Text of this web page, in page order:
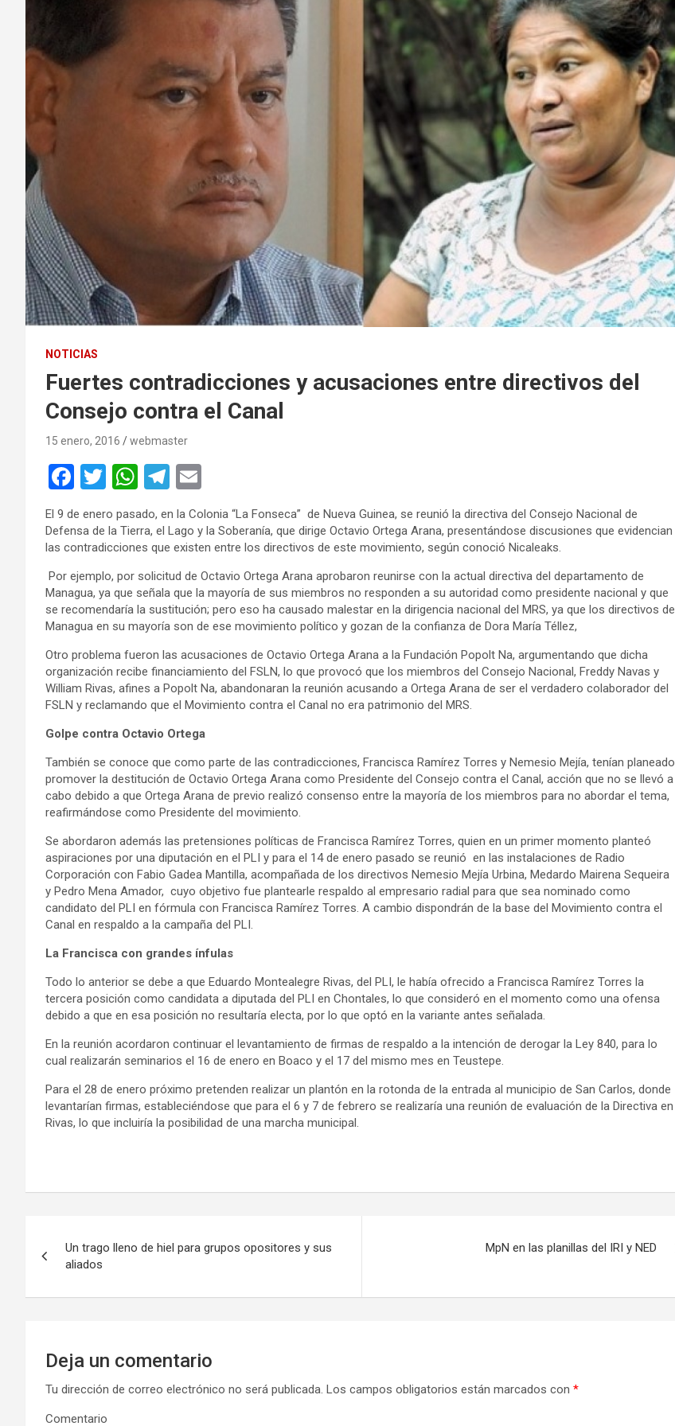
NOTICIAS
Fuertes contradicciones y acusaciones entre directivos del
Consejo contra el Canal
15 enero, 2016 webmaster
F
ce
b
o
o
k
T
tt
er
W
h
at
s
A
p
p
T
el
e
gr
a
m
m
ail
El 9 de enero pasado, en la Colonia “La Fonseca” de Nueva Guinea, se reunió la directiva del Consejo Nacional de
Defensa de la Tierra, el Lago y la Soberanía, que dirige Octavio Ortega Arana, presentándose discusiones que evidencian
las contradicciones que existen entre los directivos de este movimiento, según conoció Nicaleaks.
Por ejemplo, por solicitud de Octavio Ortega Arana aprobaron reunirse con la actual directiva del departamento de
Managua, ya que señala que la mayoría de sus miembros no responden a su autoridad como presidente nacional y que
se recomendaría la sustitución; pero eso ha causado malestar en la dirigencia nacional del MRS, ya que los directivos de
Managua en su mayoría son de ese movimiento político y gozan de la confianza de Dora María Téllez,
Otro problema fueron las acusaciones de Octavio Ortega Arana a la Fundación Popolt Na, argumentando que dicha
organización recibe financiamiento del FSLN, lo que provocó que los miembros del Consejo Nacional, Freddy Navas y
William Rivas, afines a Popolt Na, abandonaran la reunión acusando a Ortega Arana de ser el verdadero colaborador del
FSLN y reclamando que el Movimiento contra el Canal no era patrimonio del MRS.
Golpe contra Octavio Ortega
También se conoce que como parte de las contradicciones, Francisca Ramírez Torres y Nemesio Mejía, tenían planeado
promover la destitución de Octavio Ortega Arana como Presidente del Consejo contra el Canal, acción que no se llevó a
cabo debido a que Ortega Arana de previo realizó consenso entre la mayoría de los miembros para no abordar el tema,
reafirmándose como Presidente del movimiento.
Se abordaron además las pretensiones políticas de Francisca Ramírez Torres, quien en un primer momento planteó
aspiraciones por una diputación en el PLI y para el 14 de enero pasado se reunió en las instalaciones de Radio
Corporación con Fabio Gadea Mantilla, acompañada de los directivos Nemesio Mejía Urbina, Medardo Mairena Sequeira
y Pedro Mena Amador, cuyo objetivo fue plantearle respaldo al empresario radial para que sea nominado como
candidato del PLI en fórmula con Francisca Ramírez Torres. A cambio dispondrán de la base del Movimiento contra el
Canal en respaldo a la campaña del PLI.
La Francisca con grandes ínfulas
Todo lo anterior se debe a que Eduardo Montealegre Rivas, del PLI, le había ofrecido a Francisca Ramírez Torres la
tercera posición como candidata a diputada del PLI en Chontales, lo que consideró en el momento como una ofensa
debido a que en esa posición no resultaría electa, por lo que optó en la variante antes señalada.
En la reunión acordaron continuar el levantamiento de firmas de respaldo a la intención de derogar la Ley 840, para lo
cual realizarán seminarios el 16 de enero en Boaco y el 17 del mismo mes en Teustepe.
Para el 28 de enero próximo pretenden realizar un plantón en la rotonda de la entrada al municipio de San Carlos, donde
levantarían firmas, estableciéndose que para el 6 y 7 de febrero se realizaría una reunión de evaluación de la Directiva en
Rivas, lo que incluiría la posibilidad de una marcha municipal.
v
Un trago lleno de hiel para grupos opositores y sus
aliados
MpN en las planillas del IRI y NED
Deja un comentario
Tu dirección de correo electrónico no será publicada. Los campos obligatorios están marcados con *
Comentario